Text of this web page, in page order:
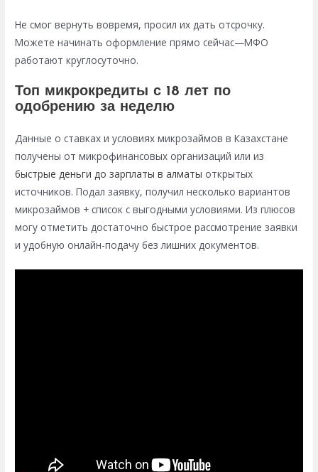
Не смог вернуть вовремя, просил их дать отсрочку.
Можете начинать оформление прямо сейчас—МФО
работают круглосуточно.
Топ микрокредиты с 18 лет по
одобрению за неделю
Данные о ставках и условиях микрозаймов в Казахстане
получены от микрофинансовых организаций или из
быстрые деньги до зарплаты в алматы открытых
источников. Подал заявку, получил несколько вариантов
микрозаймов + список с выгодными условиями. Из плюсов
могу отметить достаточно быстрое рассмотрение заявки
и удобную онлайн-подачу без лишних документов.